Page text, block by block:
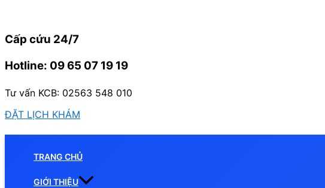
nội
Cấp cứu 24/7
Hotline: 09 65 07 19 19
Tư vấn KCB: 02563 548 010
ĐẶT LỊCH KHÁM
TRANG CHỦ
GIỚI THIỆU